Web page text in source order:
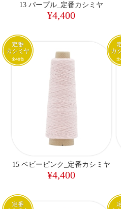
13 パープル_定番カシミヤ
¥4,400
15 ベビーピンク_定番カシミヤ
¥4,400